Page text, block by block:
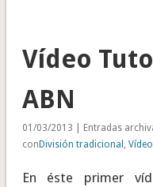
Vídeo
ABN
01/03/2013 | Entradas
con División tradicional ,
En éste primer